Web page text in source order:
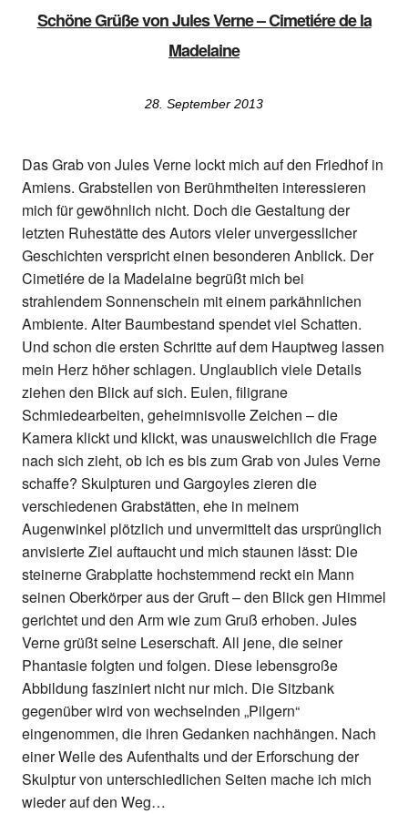
Schöne Grüße von Jules Verne – Cimetiére de la
Madelaine
28. September 2013
Das Grab von Jules Verne lockt mich auf den Friedhof in
Amiens. Grabstellen von Berühmtheiten interessieren
mich für gewöhnlich nicht. Doch die Gestaltung der
letzten Ruhestätte des Autors vieler unvergesslicher
Geschichten verspricht einen besonderen Anblick. Der
Cimetiére de la Madelaine begrüßt mich bei
strahlendem Sonnenschein mit einem parkähnlichen
Ambiente. Alter Baumbestand spendet viel Schatten.
Und schon die ersten Schritte auf dem Hauptweg lassen
mein Herz höher schlagen. Unglaublich viele Details
ziehen den Blick auf sich. Eulen, filigrane
Schmiedearbeiten, geheimnisvolle Zeichen – die
Kamera klickt und klickt, was unausweichlich die Frage
nach sich zieht, ob ich es bis zum Grab von Jules Verne
schaffe? Skulpturen und Gargoyles zieren die
verschiedenen Grabstätten, ehe in meinem
Augenwinkel plötzlich und unvermittelt das ursprünglich
anvisierte Ziel auftaucht und mich staunen lässt: Die
steinerne Grabplatte hochstemmend reckt ein Mann
seinen Oberkörper aus der Gruft – den Blick gen Himmel
gerichtet und den Arm wie zum Gruß erhoben. Jules
Verne grüßt seine Leserschaft. All jene, die seiner
Phantasie folgten und folgen. Diese lebensgroße
Abbildung fasziniert nicht nur mich. Die Sitzbank
gegenüber wird von wechselnden „Pilgern“
eingenommen, die ihren Gedanken nachhängen. Nach
einer Weile des Aufenthalts und der Erforschung der
Skulptur von unterschiedlichen Seiten mache ich mich
wieder auf den Weg…